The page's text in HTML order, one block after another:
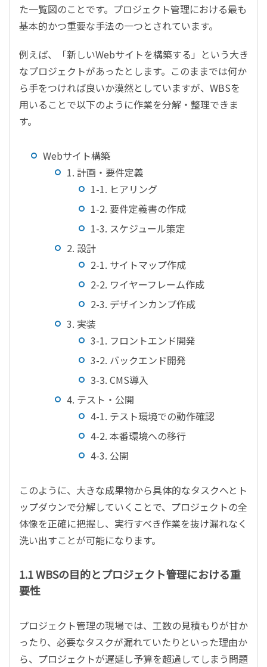
た一覧図のことです。プロジェクト管理における最も
基本的かつ重要な手法の一つとされています。
例えば、「新しいWebサイトを構築する」という大き
なプロジェクトがあったとします。このままでは何か
ら手をつければ良いか漠然としていますが、WBSを
用いることで以下のように作業を分解・整理できま
す。
Webサイト構築
1. 計画・要件定義
1-1. ヒアリング
1-2. 要件定義書の作成
1-3. スケジュール策定
2. 設計
2-1. サイトマップ作成
2-2. ワイヤーフレーム作成
2-3. デザインカンプ作成
3. 実装
3-1. フロントエンド開発
3-2. バックエンド開発
3-3. CMS導入
4. テスト・公開
4-1. テスト環境での動作確認
4-2. 本番環境への移行
4-3. 公開
このように、大きな成果物から具体的なタスクへとト
ップダウンで分解していくことで、プロジェクトの全
体像を正確に把握し、実行すべき作業を抜け漏れなく
洗い出すことが可能になります。
1.1 WBSの目的とプロジェクト管理における重
要性
プロジェクト管理の現場では、工数の見積もりが甘か
ったり、必要なタスクが漏れていたりといった理由か
ら、プロジェクトが遅延し予算を超過してしまう問題